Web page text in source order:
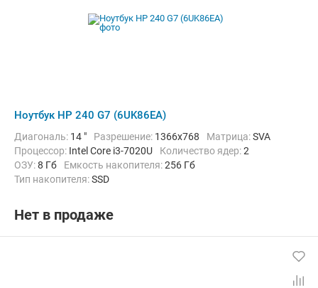
Ноутбук HP 240 G7 (6UK86EA)
Диагональ: 14 " Разрешение: 1366x768 Матрица:SVA
Процессор: Intel Core i3-7020U Количество ядер:2
ОЗУ:8 Гб Емкость накопителя:256 Гб
Тип накопителя:SSD
Операционная система:
Нет в продаже